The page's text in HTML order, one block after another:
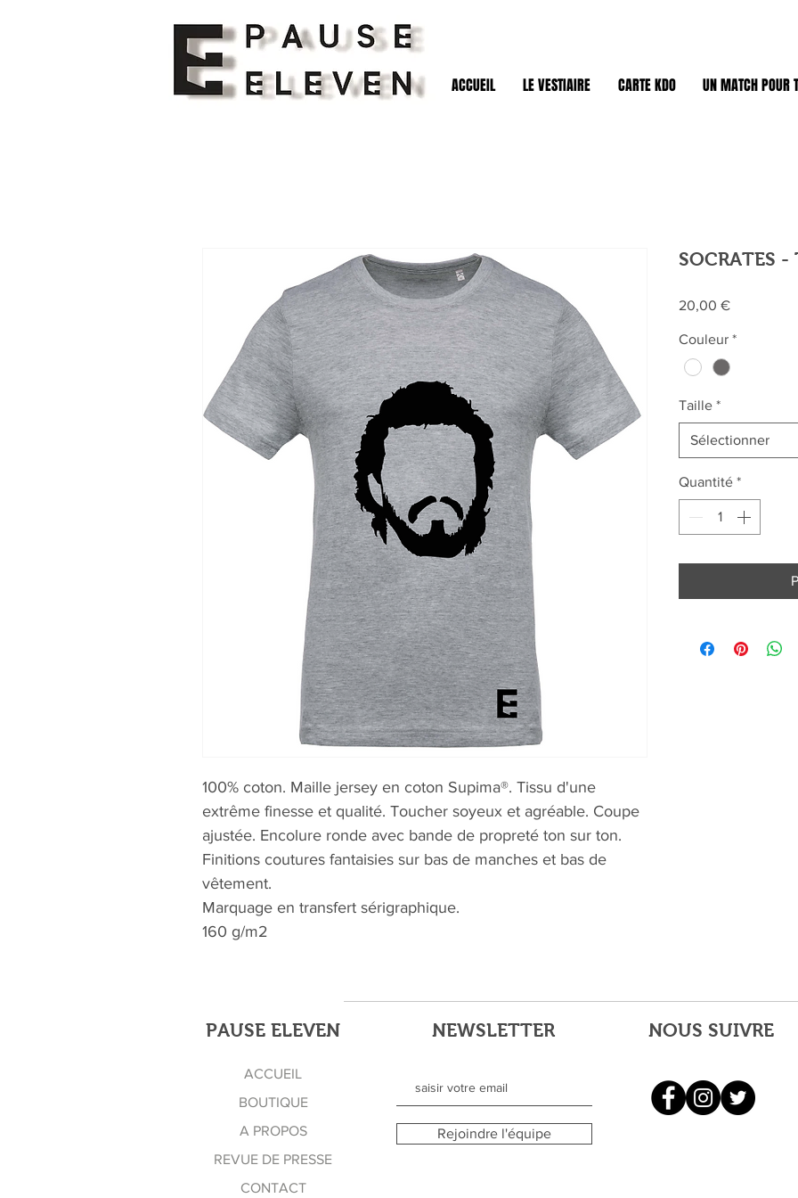
ACCUEIL LE VESTIAIRE CARTE KDO UN MATCH POUR
100% coton. Maille jersey en coton Supima®. Tissu d'une
extrême finesse et qualité. Toucher soyeux et agréable. Coupe
ajustée. Encolure ronde avec bande de propreté ton sur ton.
Finitions coutures fantaisies sur bas de manches et bas de
vêtement.
Marquage en transfert sérigraphique.
160 g/m2
SOCRATES -
20,00 €Prix
Couleur *
Taille *
Sélectionner
Quantité *
PAUSE ELEVEN
ACCUEIL
BOUTIQUE
A PROPOS
REVUE DE PRESSE
CONTACT
NEWSLETTER
Rejoindre l'équipe
NOUS SUIVRE